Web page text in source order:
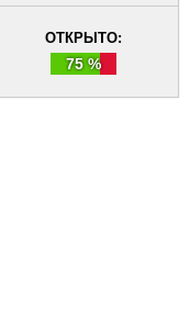
ОТКРЫТО:
75 %